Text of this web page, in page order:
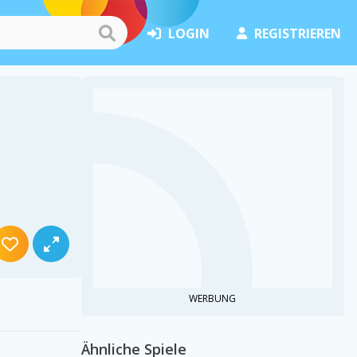
LOGIN REGISTRIEREN
WERBUNG
Ähnliche Spiele